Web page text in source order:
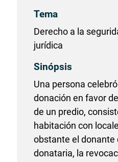
Tema
Derecho a la
jurídica
Sinópsis
Una persona
donación en favor
de un predio,
habitación con
obstante el donante
donataria, la